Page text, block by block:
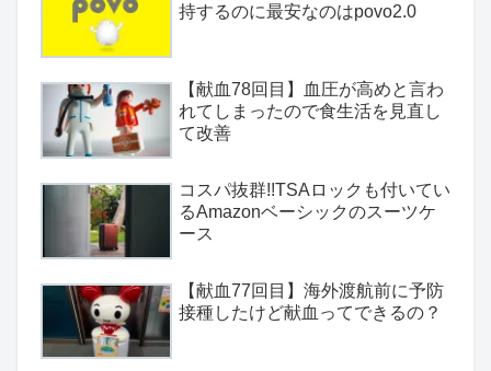
持するのに最安なのはpovo2.0
【献血78回目】血圧が高めと言わ
れてしまったので食生活を見直し
て改善
コスパ抜群!!TSAロックも付いてい
るAmazonベーシックのスーツケ
ース
【献血77回目】海外渡航前に予防
接種したけど献血ってできるの？